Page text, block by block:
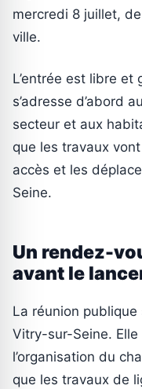
mercredi 8 juillet,
ville.
L’entrée est libre
s’adresse d’abord
secteur et aux
que les travaux
accès et les
Seine.
Un rendez-
avant le
La réunion publique
Vitry-sur-Seine.
l’organisation du
que les travaux de